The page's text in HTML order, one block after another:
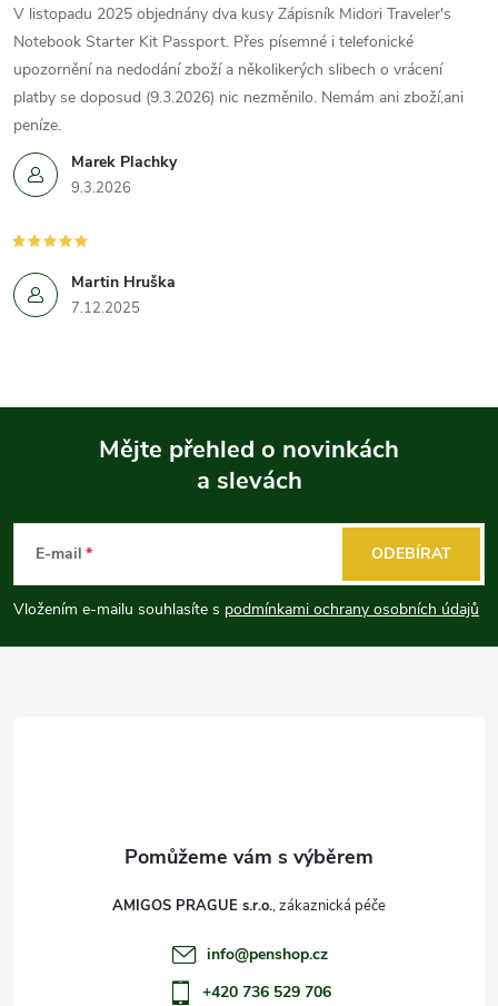
Marek Plachky
9.3.2026
V listopadu 2025 objednány dva kusy Zápisník Midori Traveler's
Notebook Starter Kit Passport. Přes písemné i telefonické
upozornění na nedodání zboží a několikerých slibech o vrácení
platby se doposud (9.3.2026) nic nezměnilo. Nemám ani zboží,ani
peníze.
Martin Hruška
7.12.2025
p
a
Mějte přehled o novinkách
a slevách
E-mail
Vložením e-mailu souhlasíte s podmínkami ochrany osobních údajů
ODEBÍRAT
AMIGOS PRAGUE s.r.o.
info@penshop.cz
+420 736 529 706